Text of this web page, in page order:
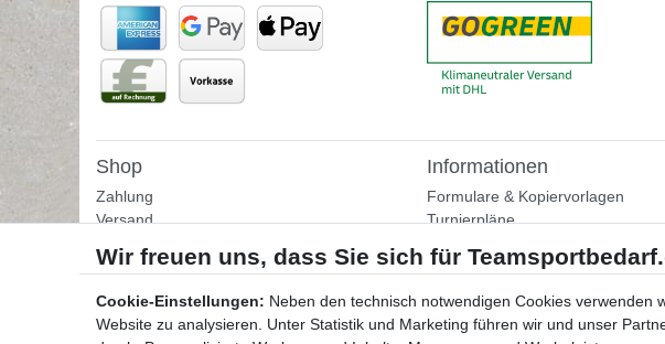
Shop
Zahlung
Versand
Helpcenter
Bestellformular
Kontakt
Informationen
Formulare & Kopiervorlagen
Turnierpläne
Tipps & Informationen
Cookie-Einstellungen: Neben den technisch notwendigen Cookies verwenden
Website zu analysieren. Unter Statistik und Marketing führen wir und unser